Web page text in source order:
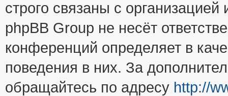
строго связаны с
phpBB Group не несёт
конференций определяет в
поведения в них. За
обращайтесь по адресу http://